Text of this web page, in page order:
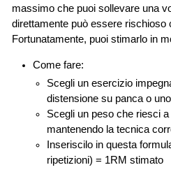
massimo che puoi sollevare una
direttamente può essere rischioso
Fortunatamente, puoi stimarlo in
Come fare:
Scegli un esercizio
distensione su panca o
Scegli un peso che riesci
mantenendo la tecnica
Inseriscilo in questa
ripetizioni) = 1RM stimato